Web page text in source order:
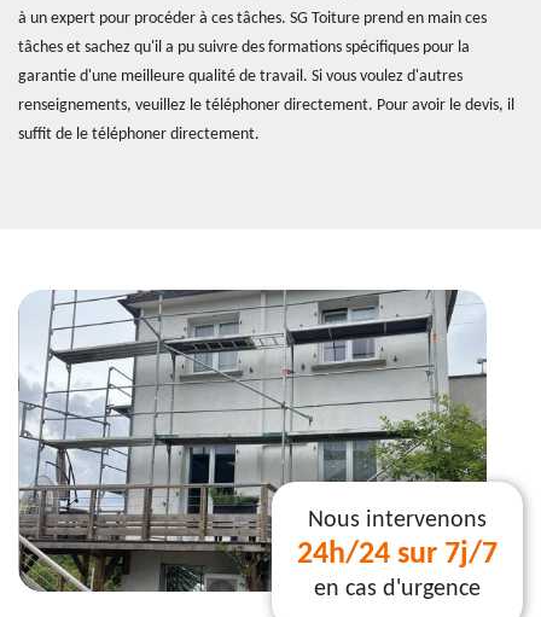
à un expert pour procéder à ces tâches. SG Toiture prend en main ces
tâches et sachez qu'il a pu suivre des formations spécifiques pour la
garantie d'une meilleure qualité de travail. Si vous voulez d'autres
renseignements, veuillez le téléphoner directement. Pour avoir le devis, il
suffit de le téléphoner directement.
Nous intervenons
24h/24 sur 7j/7
en cas d'urgence